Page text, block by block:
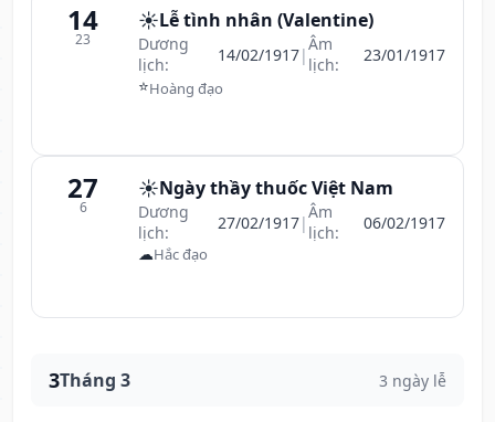
14
23
☀️Lễ tình nhân (Valentine)
Dương
lịch:
14/02/1917|Âm
lịch:
23/01/1917
⭐Hoàng đạo
27
6
☀️Ngày thầy thuốc Việt Nam
Dương
lịch:
27/02/1917|Âm
lịch:
06/02/1917
☁Hắc đạo
3Tháng 3 3 ngày lễ